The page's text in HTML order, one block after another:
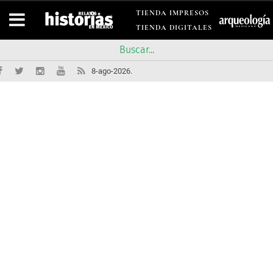
TIENDA IMPRESOS
TIENDA DIGITALES
8-ago-2026.